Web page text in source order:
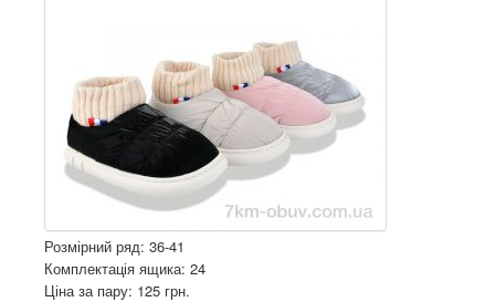
Розмірний ряд: 36-41
Комплектація ящика: 24
Ціна за пару: 125 грн.